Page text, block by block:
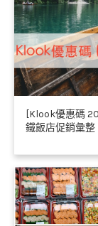
[Klook優惠碼
鐵飯店促銷彙整